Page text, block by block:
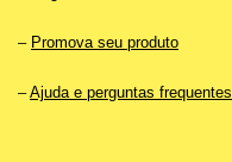
– Promova seu produto
–Ajuda e perguntas frequentes